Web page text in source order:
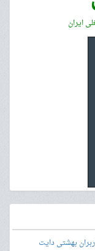
ایران
بهشتی دایت